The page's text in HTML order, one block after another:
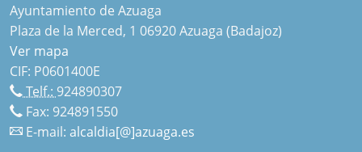
Ayuntamiento de Azuaga
Plaza de la Merced, 1 06920 Azuaga (Badajoz)
Ver mapa
CIF: P0601400E
Telf.: 924890307
Fax: 924891550
E-mail: alcaldia[@]azuaga.es